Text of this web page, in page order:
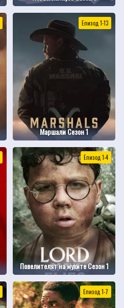
Епизод 1-13
Маршали Сезон 1
Епизод 1-4
Повелителят на мухите Сезон 1
Епизод 1-7